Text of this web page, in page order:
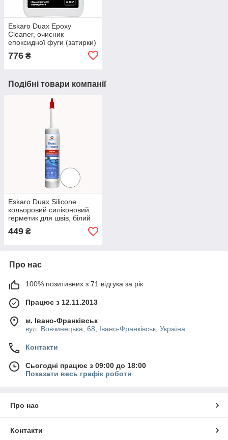
Eskaro Duax Epoxy
Cleaner, очисник
епоксидної фуги (затирки)
776 ₴
Подібні товари компанії
Eskaro Duax Silicone
кольоровий силіконовий
герметик для швів, білий
(№210), 300мл.
449 ₴
Про нас
100% позитивних з 71 відгука за рік
Працює з 12.11.2013
м. Івано-Франківськ
вул. Вовчинецька, 68, Івано-Франківськ, Україна
Контакти
Сьогодні працює з 09:00 до 18:00
Показати весь графік роботи
Про нас
Контакти